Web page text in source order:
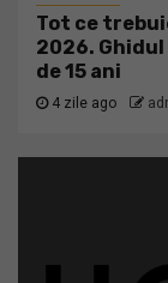
Tot ce
2026.
de 15 ani
4 zile ago